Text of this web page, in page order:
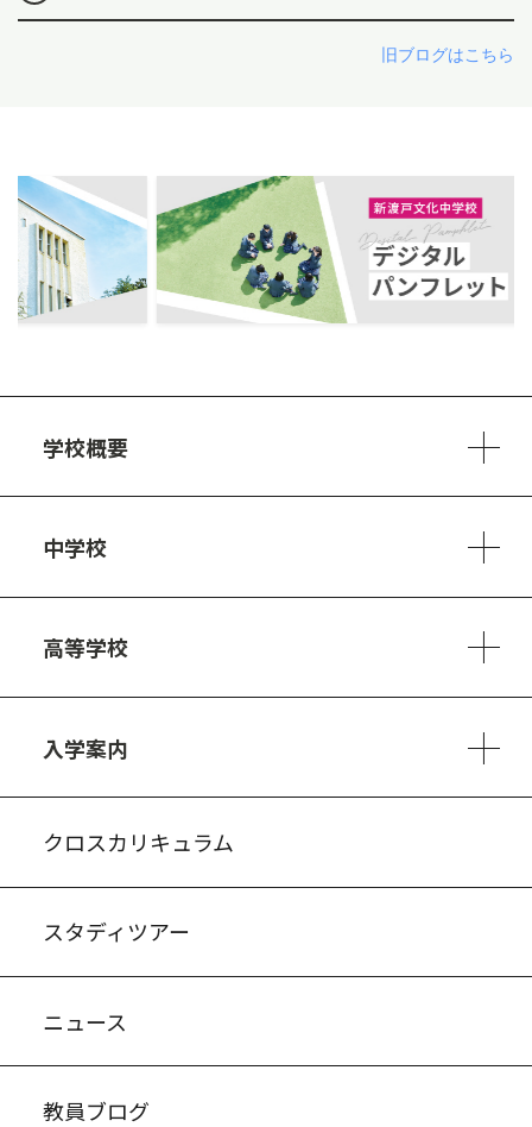
旧ブログはこちら
学校概要
中学校
高等学校
入学案内
クロスカリキュラム
スタディツアー
ニュース
教員ブログ